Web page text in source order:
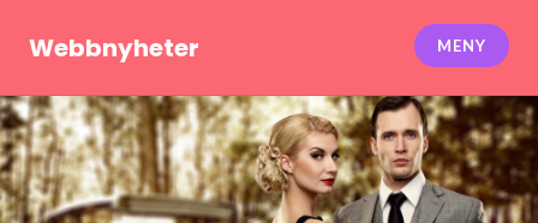
Webbnyheter MENY